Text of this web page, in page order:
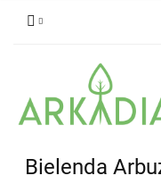
Bielenda